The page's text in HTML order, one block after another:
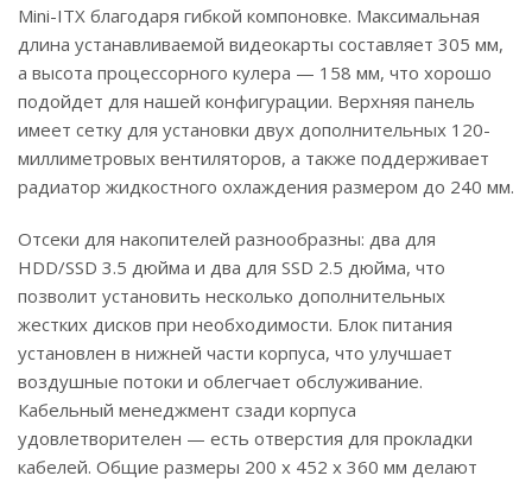
Mini-ITX благодаря гибкой компоновке. Максимальная
длина устанавливаемой видеокарты составляет 305 мм,
а высота процессорного кулера — 158 мм, что хорошо
подойдет для нашей конфигурации. Верхняя панель
имеет сетку для установки двух дополнительных 120-
миллиметровых вентиляторов, а также поддерживает
радиатор жидкостного охлаждения размером до 240 мм.
Отсеки для накопителей разнообразны: два для
HDD/SSD 3.5 дюйма и два для SSD 2.5 дюйма, что
позволит установить несколько дополнительных
жестких дисков при необходимости. Блок питания
установлен в нижней части корпуса, что улучшает
воздушные потоки и облегчает обслуживание.
Кабельный менеджмент сзади корпуса
удовлетворителен — есть отверстия для прокладки
кабелей. Общие размеры 200 x 452 x 360 мм делают